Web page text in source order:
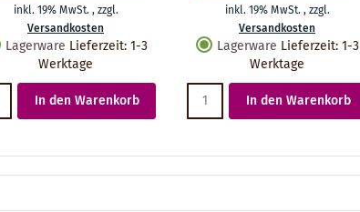
inkl. 19% MwSt.,zzgl.
Versandkosten
Lagerware Lieferzeit:1-3
Werktage
In den Warenkorb
inkl. 19% MwSt.,zzgl.
Versandkosten
Lagerware Lieferzeit:1-3
Werktage
In den Warenkorb